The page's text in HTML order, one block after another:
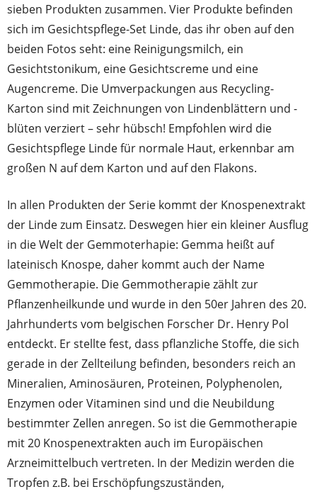
sieben Produkten zusammen. Vier Produkte befinden
sich im Gesichtspflege-Set Linde, das ihr oben auf den
beiden Fotos seht: eine Reinigungsmilch, ein
Gesichtstonikum, eine Gesichtscreme und eine
Augencreme. Die Umverpackungen aus Recycling-
Karton sind mit Zeichnungen von Lindenblättern und -
blüten verziert – sehr hübsch! Empfohlen wird die
Gesichtspflege Linde für normale Haut, erkennbar am
großen N auf dem Karton und auf den Flakons.
In allen Produkten der Serie kommt der Knospenextrakt
der Linde zum Einsatz. Deswegen hier ein kleiner Ausflug
in die Welt der Gemmoterhapie: Gemma heißt auf
lateinisch Knospe, daher kommt auch der Name
Gemmotherapie. Die Gemmotherapie zählt zur
Pflanzenheilkunde und wurde in den 50er Jahren des 20.
Jahrhunderts vom belgischen Forscher Dr. Henry Pol
entdeckt. Er stellte fest, dass pflanzliche Stoffe, die sich
gerade in der Zellteilung befinden, besonders reich an
Mineralien, Aminosäuren, Proteinen, Polyphenolen,
Enzymen oder Vitaminen sind und die Neubildung
bestimmter Zellen anregen. So ist die Gemmotherapie
mit 20 Knospenextrakten auch im Europäischen
Arzneimittelbuch vertreten. In der Medizin werden die
Tropfen z.B. bei Erschöpfungszuständen,